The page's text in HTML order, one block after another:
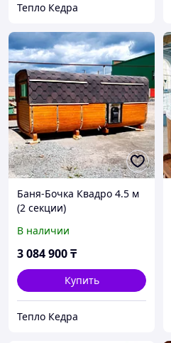
Тепло Кедра
Баня-Бочка Квадро 4.5 м
(2 секции)
В наличии
3 084 900₸
Купить
Тепло Кедра